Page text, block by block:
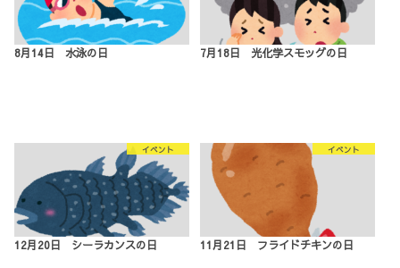
8月14日 水泳の日 7月18日 光化学スモッグの日
イベント
12月20日 シーラカンスの日
イベント
11月21日 フライドチキンの日